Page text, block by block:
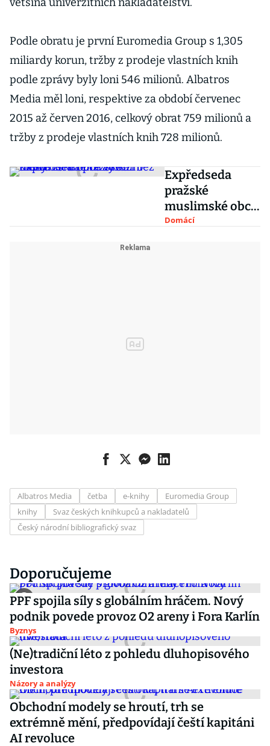
Podle obratu je první Euromedia Group s 1,305
miliardy korun, tržby z prodeje vlastních knih
podle zprávy byly loni 546 milionů. Albatros
Media měl loni, respektive za období červenec
2015 až červen 2016, celkový obrat 759 milionů a
tržby z prodeje vlastních knih 728 milionů.
Expředseda
pražské
muslimské obce
vyvázl bez
Domácí
Albatros Media četba e-knihy
Euromedia Group
knihy
Svaz českých knihkupců a nakladatelů
Český národní bibliografický svaz
Doporučujeme
PPF spojila síly s globálním hráčem. Nový
podnik povede provoz O2 areny i Fora Karlín
Byznys
(Ne)tradiční léto z pohledu dluhopisového
investora
Názory a analýzy
Obchodní modely se hroutí, trh se
extrémně mění, předpovídají čeští kapitáni
AI revoluce